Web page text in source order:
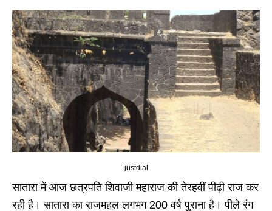
justdial
सातारा में आज छत्रपति शिवाजी महाराज की तेरहवीं पीढ़ी राज कर
रही है। सातारा का राजमहल लगभग 200 वर्ष पुराना है। पीले रंग